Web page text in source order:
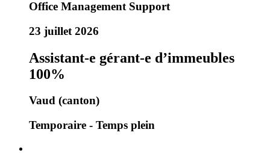
Office Management Support
23 juillet 2026
Assistant-e gérant-e d’immeubles
100%
Vaud (canton)
Temporaire - Temps plein